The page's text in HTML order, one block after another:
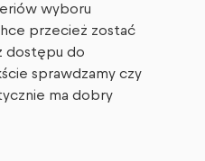
wyboru
przecież zostać
dostępu do
sprawdzamy czy
ma dobry